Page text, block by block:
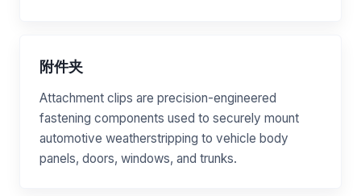
附件夹
Attachment clips are precision-engineered
fastening components used to securely mount
automotive weatherstripping to vehicle body
panels, doors, windows, and trunks.